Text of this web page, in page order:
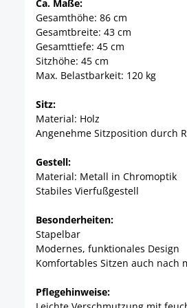
Ca. Maße:
Gesamthöhe: 86 cm
Gesamtbreite: 43 cm
Gesamttiefe: 45 cm
Sitzhöhe: 45 cm
Max. Belastbarkeit: 120 kg
Sitz:
Material: Holz
Angenehme Sitzposition durch
Gestell:
Material: Metall in Chromoptik
Stabiles Vierfußgestell
Besonderheiten:
Stapelbar
Modernes, funktionales Design
Komfortables Sitzen auch nach
Pflegehinweise: